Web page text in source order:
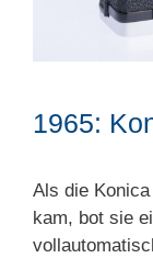
1965:
Als die
kam, bot sie